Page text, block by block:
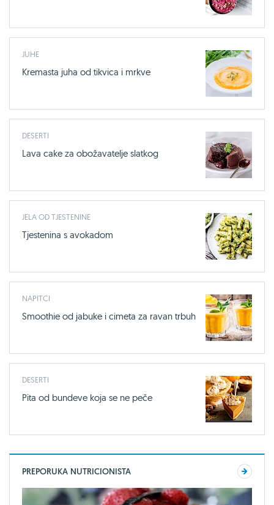
JUHE
Kremasta juha od tikvica i mrkve
DESERTI
Lava cake za obožavatelje slatkog
JELA OD TJESTENINE
Tjestenina s avokadom
NAPITCI
Smoothie od jabuke i cimeta za ravan trbuh
DESERTI
Pita od bundeve koja se ne peče
PREPORUKA NUTRICIONISTA